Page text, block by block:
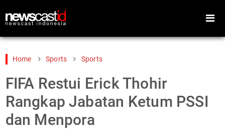
Home
Peristiwa
Gaya Hidup
Home Sports Sports
FIFA Restui Erick Thohir
Rangkap Jabatan Ketum PSSI
dan Menpora